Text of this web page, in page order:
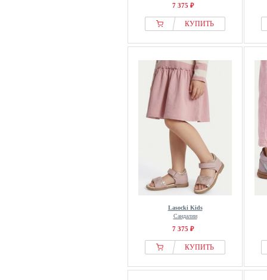
7 375 ₽
КУПИТЬ
Lasocki Kids
Сандалии
7 375 ₽
КУПИТЬ